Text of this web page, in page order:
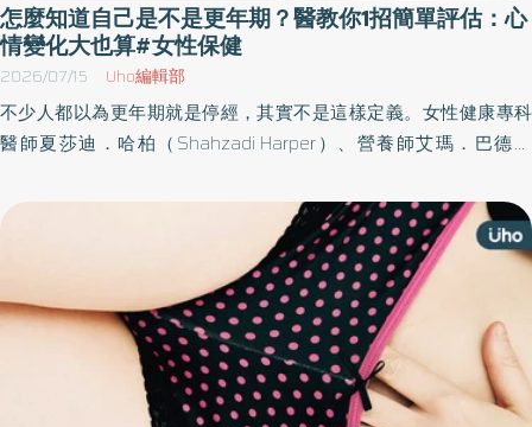
怎麼知道自己是不是更年期？醫教你1招簡單評估：心
情變化大也算#女性保健
2026/07/15 Uho編輯部
不少人都以為更年期就是停經，其實不是這樣定義。女性健康專科
醫師夏莎迪．哈柏（Shahzadi Harper）、營養師艾瑪．巴德威
以「更年期前期」為核心破題，透過全人照護視角，納入睡眠、壓
力、運動、性與關係等生活面向，幫助讀者能用「系統化方式」重
建身心節奏。以下為原書摘文：